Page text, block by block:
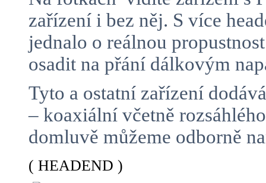
zařízení i bez něj. S více
jednalo o reálnou
osadit na přání dálkovým
Tyto a ostatní zařízení
– koaxiální včetně
domluvě můžeme odborně
( HEADEND )